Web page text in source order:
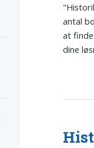
antal
at
dine